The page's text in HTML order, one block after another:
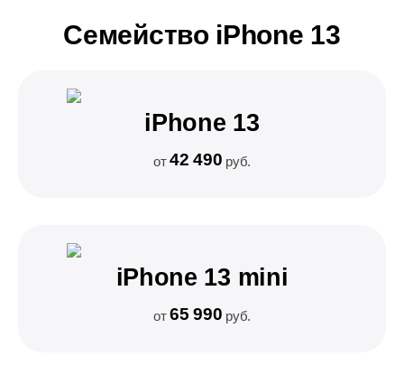
Семейство iPhone 13
iPhone 13
от42 490 руб.
iPhone 13 mini
от65 990 руб.